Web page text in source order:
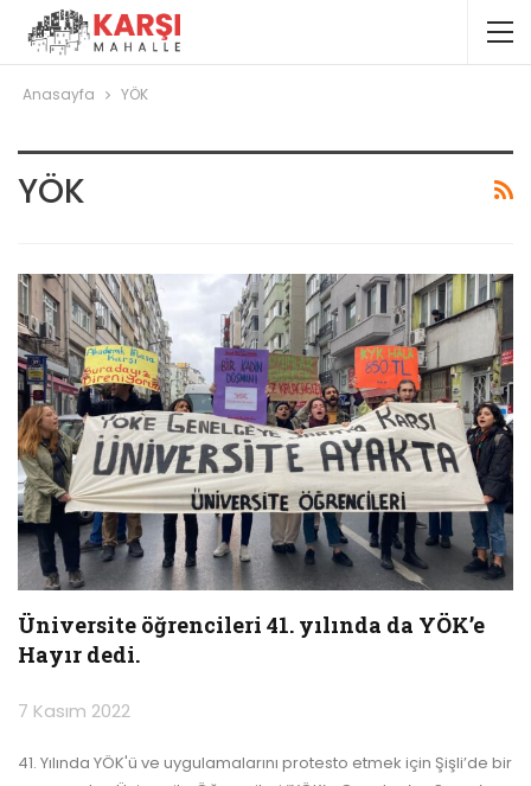
Anasayfa YÖK
YÖK
Üniversite öğrencileri 41. yılında da YÖK’e
Hayır dedi.
7 Kasım 2022
41. Yılında YÖK'ü ve uygulamalarını protesto etmek için Şişli’de bir